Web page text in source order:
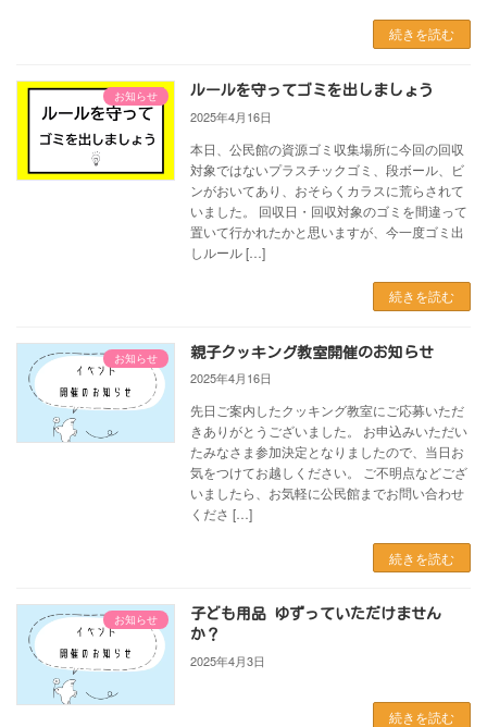
続きを読む
お知らせ ルールを守ってゴミを出しましょう
2025年4月16日
本日、公民館の資源ゴミ収集場所に今回の回収
対象ではないプラスチックゴミ、段ボール、ビ
ンがおいてあり、おそらくカラスに荒らされて
いました。 回収日・回収対象のゴミを間違って
置いて行かれたかと思いますが、今一度ゴミ出
しルール […]
続きを読む
お知らせ 親子クッキング教室開催のお知らせ
2025年4月16日
先日ご案内したクッキング教室にご応募いただ
きありがとうございました。 お申込みいただい
たみなさま参加決定となりましたので、当日お
気をつけてお越しください。 ご不明点などござ
いましたら、お気軽に公民館までお問い合わせ
くださ […]
続きを読む
お知らせ
子ども用品 ゆずっていただけません
か？
2025年4月3日
続きを読む